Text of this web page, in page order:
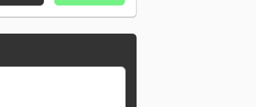
Zatražite više slika